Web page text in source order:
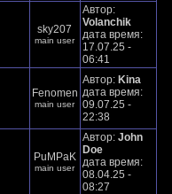
sky207
main user
Автор:
Volanchik
дата время:
17.07.25 -
06:41
Fenomen
main user
Автор: Kina
дата время:
09.07.25 -
22:38
PuMPaK
main user
Автор: John
Doe
дата время:
08.04.25 -
08:27